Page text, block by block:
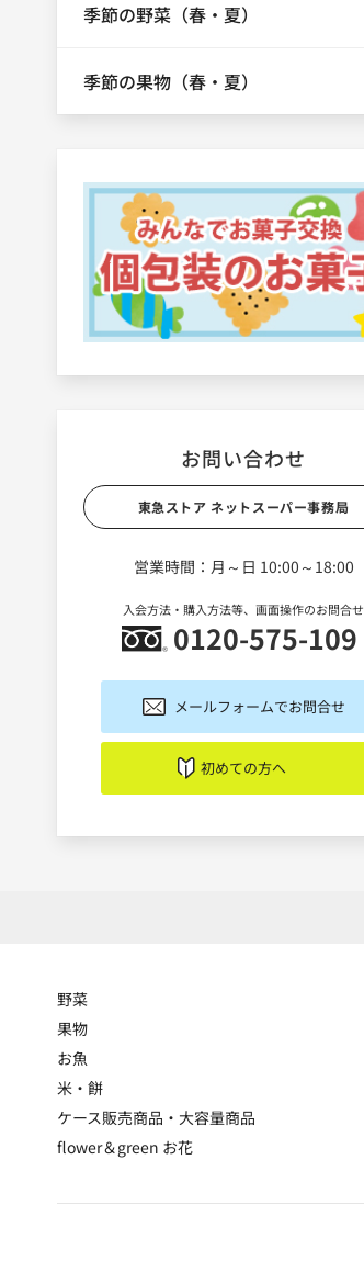
季節の野菜（春・夏）
季節の果物（春・夏）
お問い合わせ
東急ストア ネットスーパー事務局
営業時間：月～日 10:00～18:00
入会方法・購入方法等、画面操作のお問合せ
0120-575-109
メールフォームでお問合せ
初めての方へ
野菜
果物
お魚
米・餅
ケース販売商品・大容量商品
flower＆green お花